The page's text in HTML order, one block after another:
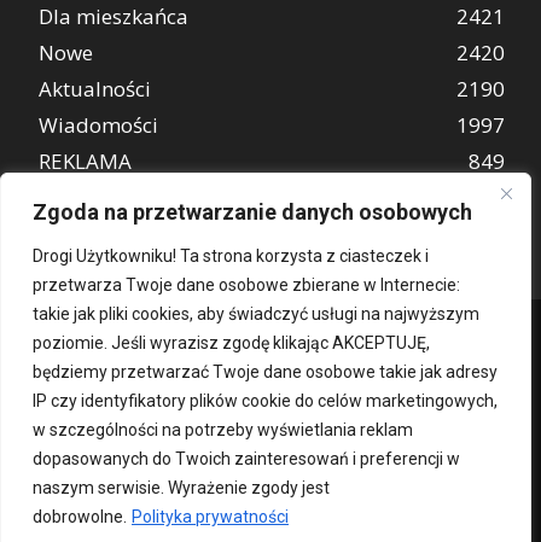
Zgoda na przetwarzanie danych osobowych
Drogi Użytkowniku! Ta strona korzysta z ciasteczek i
przetwarza Twoje dane osobowe zbierane w Internecie:
takie jak pliki cookies, aby świadczyć usługi na najwyższym
poziomie. Jeśli wyrazisz zgodę klikając AKCEPTUJĘ,
będziemy przetwarzać Twoje dane osobowe takie jak adresy
IP czy identyfikatory plików cookie do celów marketingowych,
w szczególności na potrzeby wyświetlania reklam
dopasowanych do Twoich zainteresowań i preferencji w
naszym serwisie. Wyrażenie zgody jest
dobrowolne.
Polityka prywatności
Dla mieszkańca
2421
Nowe
2420
Aktualności
2190
Wiadomości
1997
REKLAMA
849
Atrakcje turystyczne
670